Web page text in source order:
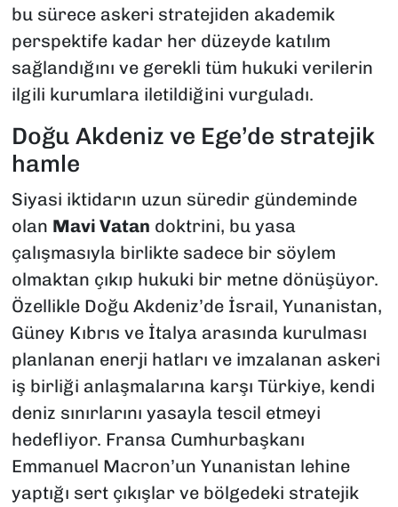
bu sürece askeri stratejiden akademik
perspektife kadar her düzeyde katılım
sağlandığını ve gerekli tüm hukuki verilerin
ilgili kurumlara iletildiğini vurguladı.
Doğu Akdeniz ve Ege’de stratejik
hamle
Siyasi iktidarın uzun süredir gündeminde
olan Mavi Vatan doktrini, bu yasa
çalışmasıyla birlikte sadece bir söylem
olmaktan çıkıp hukuki bir metne dönüşüyor.
Özellikle Doğu Akdeniz’de İsrail, Yunanistan,
Güney Kıbrıs ve İtalya arasında kurulması
planlanan enerji hatları ve imzalanan askeri
iş birliği anlaşmalarına karşı Türkiye, kendi
deniz sınırlarını yasayla tescil etmeyi
hedefliyor. Fransa Cumhurbaşkanı
Emmanuel Macron’un Yunanistan lehine
yaptığı sert çıkışlar ve bölgedeki stratejik